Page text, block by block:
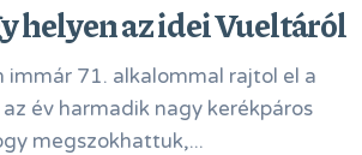
helyen az idei Vueltáról
immár 71. alkalommal rajtol el a
év harmadik nagy kerékpáros
megszokhattuk,...